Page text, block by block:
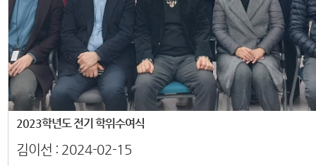
2023학년도 전기 학위수여식
김이선 : 2024-02-15